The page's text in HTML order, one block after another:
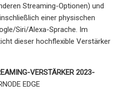
Streaming-Optionen) und
einer physischen
Siri/Alexa-Sprache. Im
dieser hochflexible Verstärker
VERSTÄRKER 2023-
EDGE